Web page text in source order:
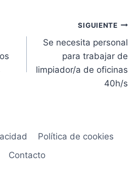
SIGUIENTE
Se necesita personal
para trabajar de
limpiador/a de oficinas
40h/s
Política de cookies
Contacto